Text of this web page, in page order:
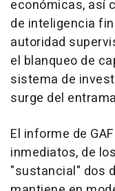
económicas, así
de inteligencia
autoridad
el blanqueo de
sistema de
surge del
El informe de
inmediatos, de
"sustancial" dos